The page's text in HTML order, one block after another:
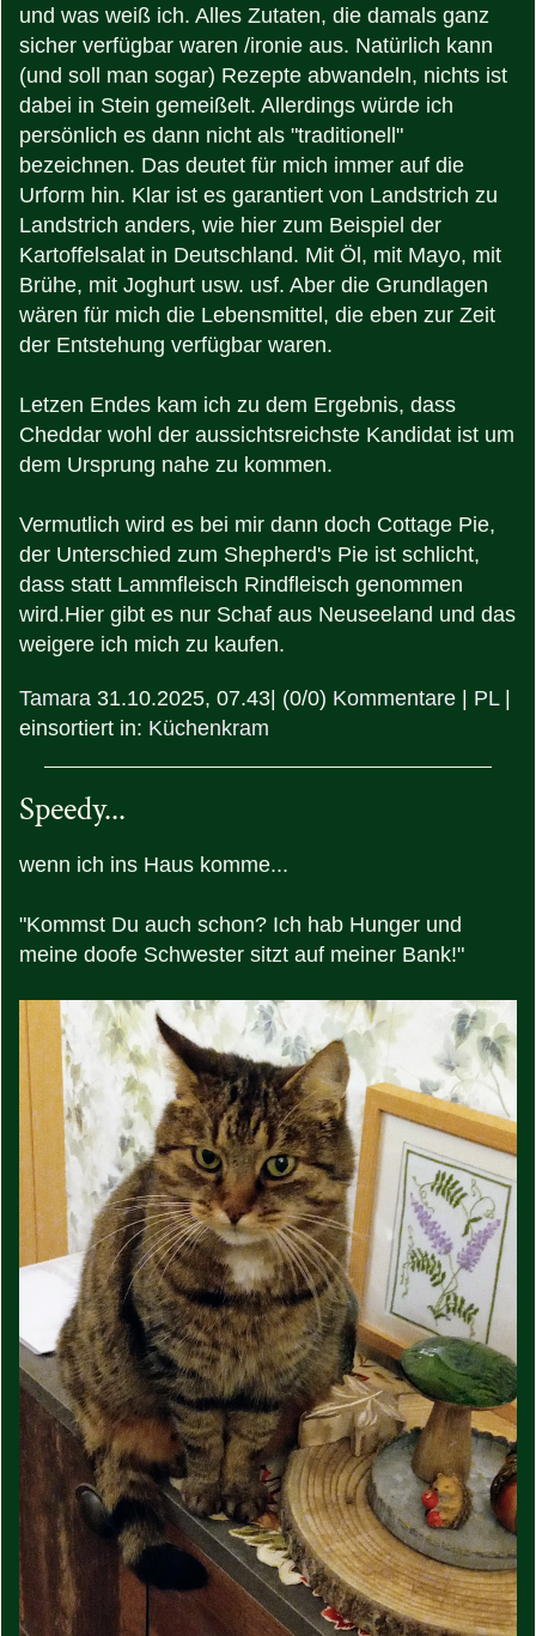
und was weiß ich. Alles Zutaten, die damals ganz
sicher verfügbar waren /ironie aus. Natürlich kann
(und soll man sogar) Rezepte abwandeln, nichts ist
dabei in Stein gemeißelt. Allerdings würde ich
persönlich es dann nicht als "traditionell"
bezeichnen. Das deutet für mich immer auf die
Urform hin. Klar ist es garantiert von Landstrich zu
Landstrich anders, wie hier zum Beispiel der
Kartoffelsalat in Deutschland. Mit Öl, mit Mayo, mit
Brühe, mit Joghurt usw. usf. Aber die Grundlagen
wären für mich die Lebensmittel, die eben zur Zeit
der Entstehung verfügbar waren.
Letzen Endes kam ich zu dem Ergebnis, dass
Cheddar wohl der aussichtsreichste Kandidat ist um
dem Ursprung nahe zu kommen.
Vermutlich wird es bei mir dann doch Cottage Pie,
der Unterschied zum Shepherd's Pie ist schlicht,
dass statt Lammfleisch Rindfleisch genommen
wird.Hier gibt es nur Schaf aus Neuseeland und das
weigere ich mich zu kaufen.
Tamara 31.10.2025, 07.43 (0/0) Kommentare PL|
einsortiert in: Küchenkram
Speedy...
wenn ich ins Haus komme...
"Kommst Du auch schon? Ich hab Hunger und
meine doofe Schwester sitzt auf meiner Bank!"